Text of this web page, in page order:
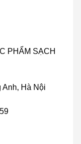
PHẨM SẠCH
Hà Nội